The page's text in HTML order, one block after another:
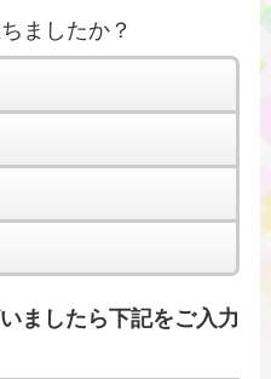
ましたか？
ましたら下記をご入力